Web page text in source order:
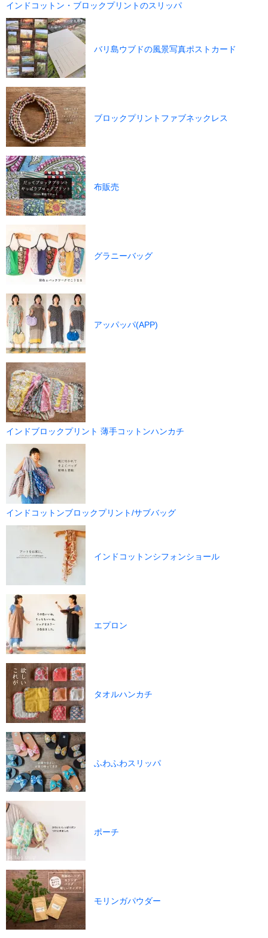
インドコットン・ブロックプリントのスリッパ
バリ島ウブドの風景写真ポストカード
ブロックプリントファブネックレス
布販売
グラニーバッグ
アッパッパ(APP)
インドブロックプリント 薄手コットンハンカチ
インドコットンブロックプリント/サブバッグ
インドコットンシフォンショール
エプロン
タオルハンカチ
ふわふわスリッパ
ポーチ
モリンガパウダー